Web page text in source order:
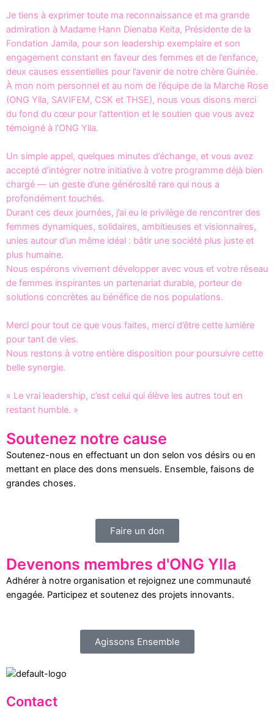
Je tiens à exprimer toute ma reconnaissance et ma grande
admiration à Madame Hann Dienaba Keita, Présidente de la
Fondation Jamila, pour son leadership exemplaire et son
engagement constant en faveur des femmes et de l’enfance,
deux causes essentielles pour l’avenir de notre chère Guinée.
À mon nom personnel et au nom de l’équipe de la Marche Rose
(ONG Ylla, SAVIFEM, CSK et THSE), nous vous disons merci
du fond du cœur pour l’attention et le soutien que vous avez
témoigné à l’ONG Ylla.
Un simple appel, quelques minutes d’échange, et vous avez
accepté d’intégrer notre initiative à votre programme déjà bien
chargé — un geste d’une générosité rare qui nous a
profondément touchés.
Durant ces deux journées, j’ai eu le privilège de rencontrer des
femmes dynamiques, solidaires, ambitieuses et visionnaires,
unies autour d’un même idéal : bâtir une société plus juste et
plus humaine.
Nous espérons vivement développer avec vous et votre réseau
de femmes inspirantes un partenariat durable, porteur de
solutions concrètes au bénéfice de nos populations.
Merci pour tout ce que vous faites, merci d’être cette lumière
pour tant de vies.
Nous restons à votre entière disposition pour poursuivre cette
belle synergie.
« Le vrai leadership, c’est celui qui élève les autres tout en
restant humble. »
Soutenez notre cause
Soutenez-nous en effectuant un don selon vos désirs ou en
mettant en place des dons mensuels. Ensemble, faisons de
grandes choses.
Faire un don
Devenons membres d'ONG Ylla
Adhérer à notre organisation et rejoignez une communauté
engagée. Participez et soutenez des projets innovants.
Agissons Ensemble
Contact